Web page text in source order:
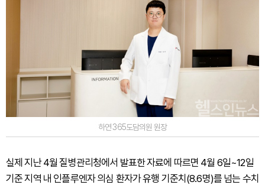
하연 365도담의원 원장
실제 지난 4월 질병관리청에서 발표한 자료에 따르면 4월 6일~12일
기준 지역 내 인플루엔자 의심 환자가 유행 기준치(8.6명)를 넘는 수치